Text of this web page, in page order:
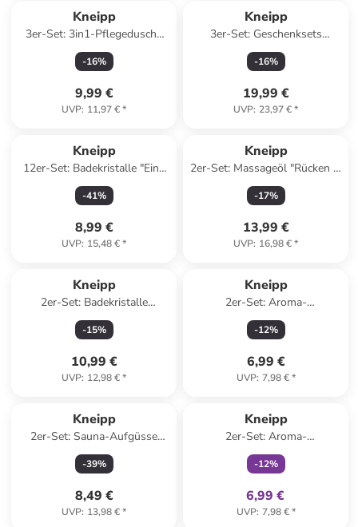
Kneipp
3er-Set: 3in1-Pflegedusche
"Energie", je 200 ml
-16%
9,99 €
UVP: 11,97 €*
Kneipp
3er-Set: Geschenksets
"Herzensmomente"
-16%
19,99 €
UVP: 23,97 €*
Kneipp
12er-Set: Badekristalle "Eine
Wanne Voll Glück", je 60 g
-41%
8,99 €
UVP: 15,48 €*
Kneipp
2er-Set: Massageöl "Rücken &
Nacken Wohl", je 100 ml
-17%
13,99 €
UVP: 16,98 €*
Kneipp
2er-Set: Badekristalle
"Entspannung Pur", 600 g
-15%
10,99 €
UVP: 12,98 €*
Kneipp
2er-Set: Aroma-
Pflegeschaumbad "Muskel
Entspannung", je 400 ml
-12%
6,99 €
UVP: 7,98 €*
Kneipp
2er-Set: Sauna-Aufgüsse
"Eukalyptus Birke", je 100 ml
-39%
8,49 €
UVP: 13,98 €*
Kneipp
2er-Set: Aroma-
Pflegeschaumbäder
"Glückliche Auszeit", je 400 ml
-12%
6,99 €
UVP: 7,98 €*